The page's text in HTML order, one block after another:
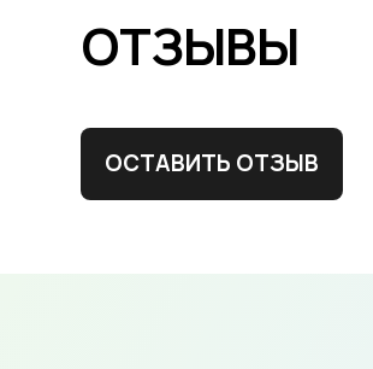
ОТЗЫВЫ
ОСТАВИТЬ ОТЗЫВ